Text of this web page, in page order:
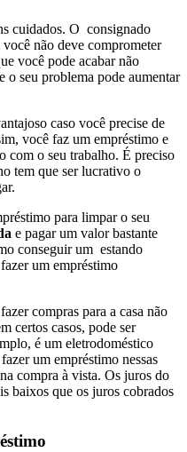
cuidados. O consignado
não deve comprometer
você pode acabar não
o seu problema pode aumentar
caso você precise de
você faz um empréstimo e
com o seu trabalho. É preciso
tem que ser lucrativo o
para limpar o seu
e pagar um valor bastante
conseguir um estando
um empréstimo
compras para a casa não
certos casos, pode ser
é um eletrodoméstico
um empréstimo nessas
compra à vista. Os juros do
baixos que os juros cobrados